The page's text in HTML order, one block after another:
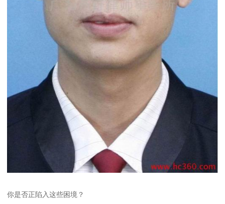
你是否正陷入这些困境？